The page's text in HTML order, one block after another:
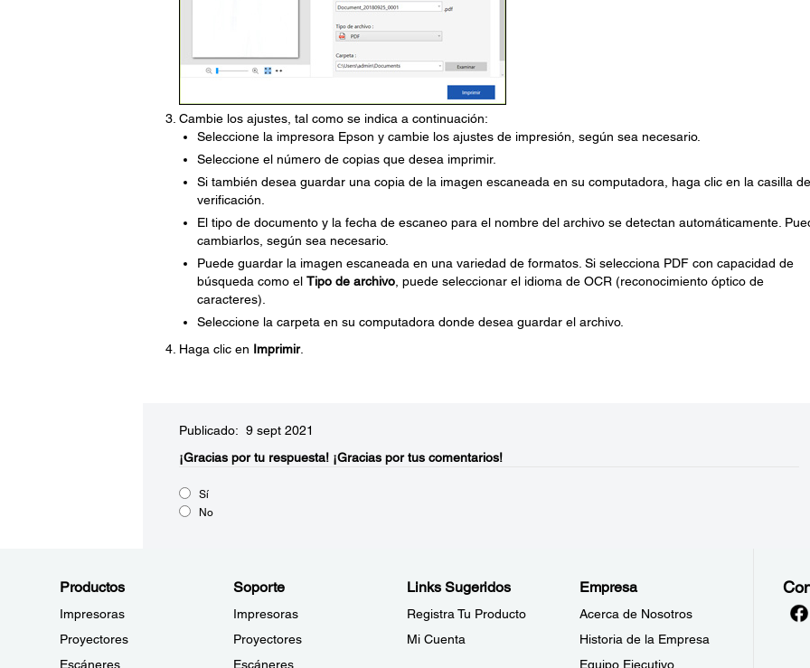
Cambie los ajustes, tal como se indica a continuación:
Seleccione la impresora Epson y cambie los ajustes de impresión, según sea necesario.
Seleccione el número de copias que desea imprimir.
Si también desea guardar una copia de la imagen escaneada en su computadora, haga clic en la casilla de
verificación.
El tipo de documento y la fecha de escaneo para el nombre del archivo se detectan automáticamente.
cambiarlos, según sea necesario.
Puede guardar la imagen escaneada en una variedad de formatos. Si selecciona PDF con capacidad de
búsqueda como el Tipo de archivo, puede seleccionar el idioma de OCR (reconocimiento óptico de
caracteres).
Seleccione la carpeta en su computadora donde desea guardar el archivo.
Haga clic en Imprimir.
Publicado: 9 sept 2021
¡Gracias por tu respuesta! ¡Gracias por tus comentarios!
Sí
No
Productos
Impresoras
Proyectores
Escáneres
Soporte
Impresoras
Proyectores
Escáneres
Links Sugeridos
Registra Tu Producto
Mi Cuenta
Empresa
Acerca de Nosotros
Historia de la Empresa
Equipo Ejecutivo